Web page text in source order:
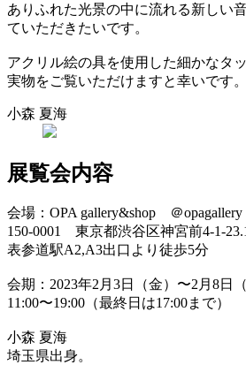
ありふれた光景の中に流れる新しい
ていただきたいです。
アクリル絵の具を使用した細かなタ
実物をご覧いただけますと幸いです。
小森 夏海
展覧会内容
会場：OPA gallery&shop ＠opagallery
150-0001 東京都渋谷区神宮前4-1-
表参道駅A2,A3出口より徒歩5分
会期：2023年2月3日（金）〜2月8日（
11:00〜19:00（最終日は17:00まで）
小森 夏海
埼玉県出身。